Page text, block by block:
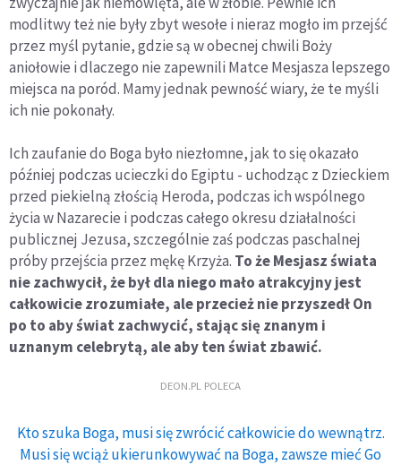
modlitwy też nie były zbyt wesołe i nieraz mogło im przejść
przez myśl pytanie, gdzie są w obecnej chwili Boży
aniołowie i dlaczego nie zapewnili Matce Mesjasza lepszego
miejsca na poród. Mamy jednak pewność wiary, że te myśli
ich nie pokonały.
Ich zaufanie do Boga było niezłomne, jak to się okazało
później podczas ucieczki do Egiptu - uchodząc z Dzieckiem
przed piekielną złością Heroda, podczas ich wspólnego
życia w Nazarecie i podczas całego okresu działalności
publicznej Jezusa, szczególnie zaś podczas paschalnej
próby przejścia przez mękę Krzyża. To że Mesjasz świata
nie zachwycił, że był dla niego mało atrakcyjny jest
całkowicie zrozumiałe, ale przecież nie przyszedł On
po to aby świat zachwycić, stając się znanym i
uznanym celebrytą, ale aby ten świat zbawić.
DEON.PL POLECA
Kto szuka Boga, musi się zwrócić całkowicie do wewnątrz.
Musi się wciąż ukierunkowywać na Boga, zawsze mieć Go